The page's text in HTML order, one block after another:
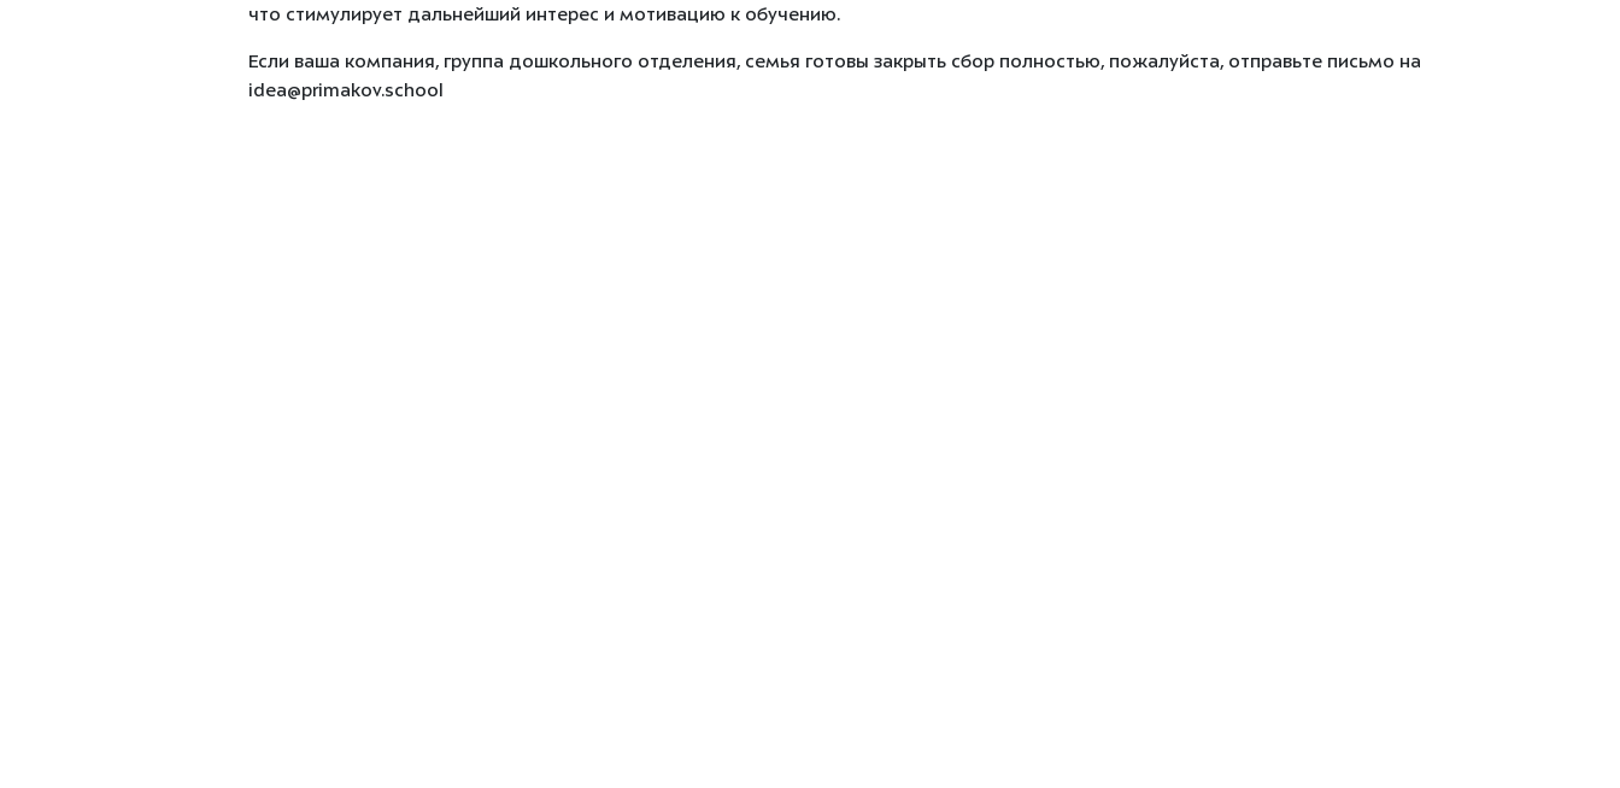
что стимулирует дальнейший интерес и мотивацию к обучению.
Если ваша компания, группа дошкольного отделения, семья готовы закрыть сбор полностью, пожалуйста, отправьте письмо на
idea@primakov.school